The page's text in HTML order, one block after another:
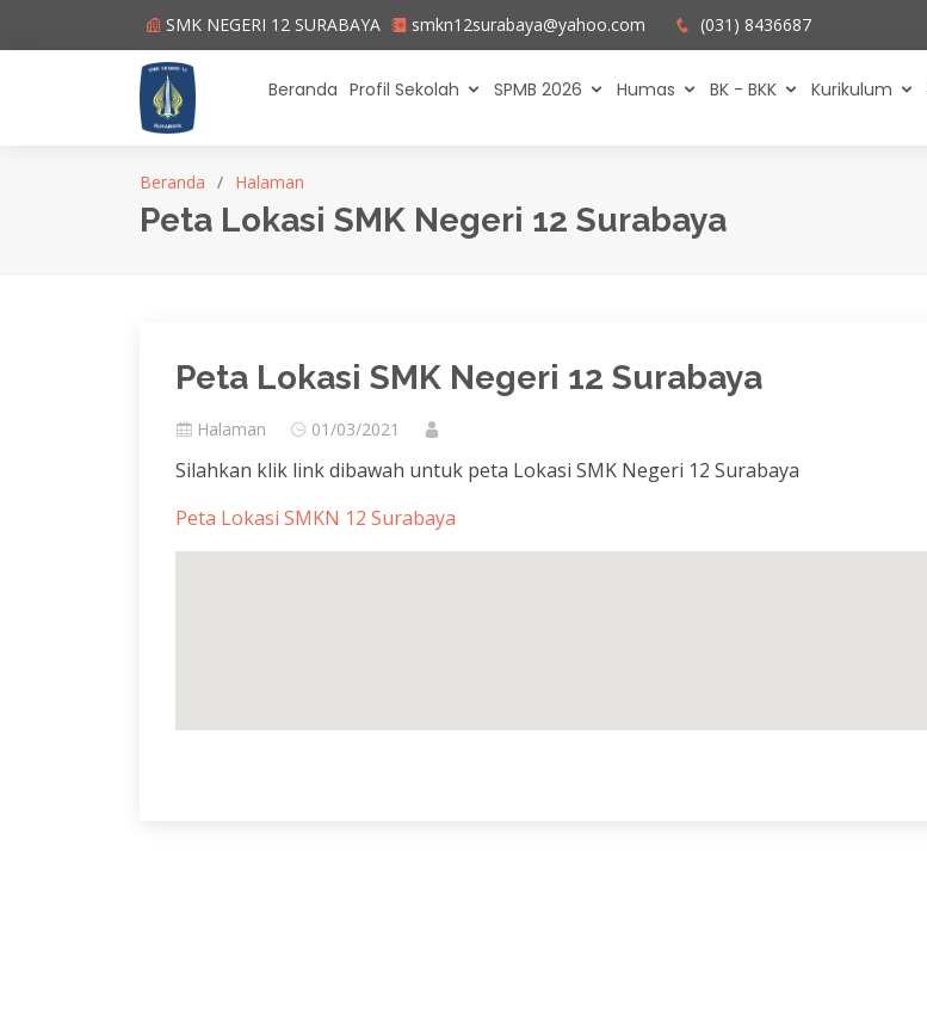
SMK NEGERI 12 SURABAYA smkn12surabaya@yahoo.com (031) 8436687
Beranda Profil Sekolah SPMB 2026 Humas BK - BKK Kurikulum
Beranda Halaman
Peta Lokasi SMK Negeri 12 Surabaya
Peta Lokasi SMK Negeri 12 Surabaya
Halaman 01/03/2021
Silahkan klik link dibawah untuk peta Lokasi SMK Negeri 12 Surabaya
Peta Lokasi SMKN 12 Surabaya